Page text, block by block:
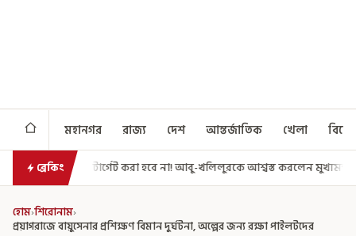
মহানগর রাজ্য দেশ আন্তর্জাতিক খেলা
ব্রেকিং
করা হবে না! আবু-খলিলুরকে আশ্বস্ত করলেন মুখ্যমন্ত্রী এগিয়ে গেল আরও
হোম›শিরোনাম›
প্রয়াগরাজে বায়ুসেনার প্রশিক্ষণ বিমান দুর্ঘটনা, অল্পের জন্য রক্ষা পাইলটদের